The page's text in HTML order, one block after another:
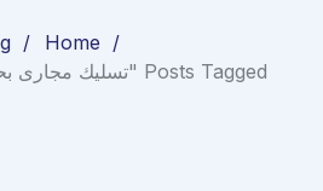
Home
Posts Tagged "تسليك مجارى بحي النرجس الرياض"